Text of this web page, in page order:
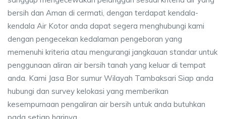
bersih dan Aman di cermati, dengan terdapat kendala-
kendala Air Kotor anda dapat segera menghubungi kami
dengan pengecekan kedalaman pengeboran yang
memenuhi kriteria atau mengurangi jangkauan standar untuk
penggunaan aliran air bersih tanah yang keluar di tempat
anda. Kami Jasa Bor sumur Wilayah Tambaksari Siap anda
hubungi dan survey kelokasi yang memberikan
kesempurnaan pengaliran air bersih untuk anda butuhkan